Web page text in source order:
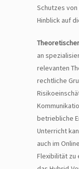
Schutzes
Hinblick auf
an
relevanten
rechtliche
betriebliche
Unterricht
auch im
Flexibilität zu